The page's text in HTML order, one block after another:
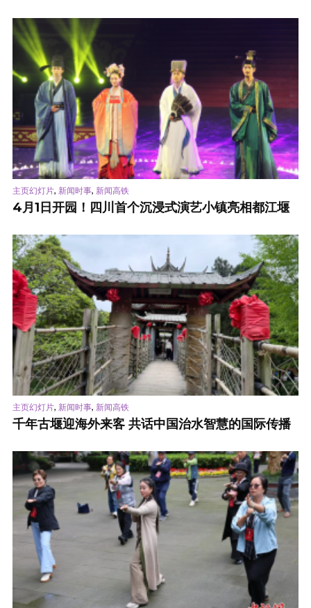
主页幻灯片, 新闻时事, 新闻高铁
4月1日开园！四川首个沉浸式演艺小镇亮相都江堰
主页幻灯片, 新闻时事, 新闻高铁
千年古堰迎海外来客 共话中国治水智慧的国际传播